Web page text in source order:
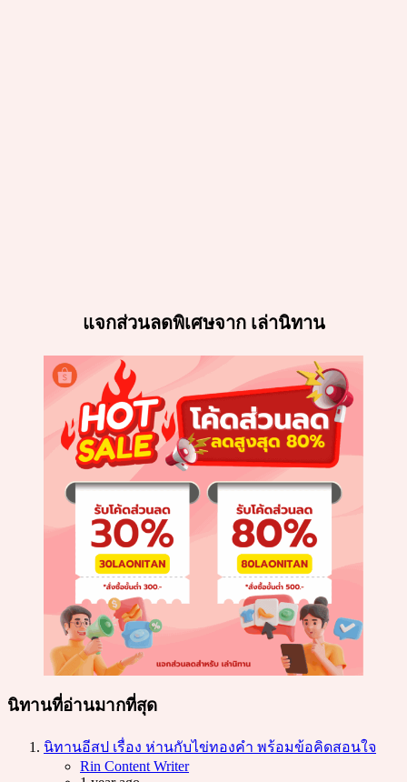
แจกส่วนลดพิเศษจาก เล่านิทาน
นิทานที่อ่านมากที่สุด
นิทานอีสป เรื่อง ห่านกับไข่ทองคำ พร้อมข้อคิดสอนใจ
Posted
Rin Content Writer